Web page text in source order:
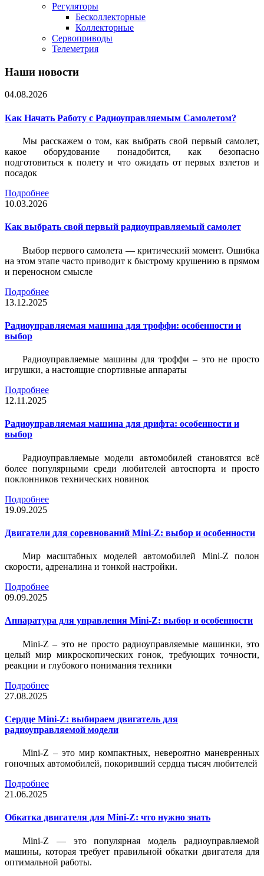
Регуляторы
Бесколлекторные
Коллекторные
Сервоприводы
Телеметрия
Наши новости
04.08.2026
Как Начать Работу с Радиоуправляемым Самолетом?
Мы расскажем о том, как выбрать свой первый самолет,
какое оборудование понадобится, как безопасно
подготовиться к полету и что ожидать от первых взлетов и
посадок
Подробнее
10.03.2026
Как выбрать свой первый радиоуправляемый самолет
Выбор первого самолета — критический момент. Ошибка
на этом этапе часто приводит к быстрому крушению в прямом
и переносном смысле
Подробнее
13.12.2025
Радиоуправляемая машина для троффи: особенности и
выбор
Радиоуправляемые машины для троффи – это не просто
игрушки, а настоящие спортивные аппараты
Подробнее
12.11.2025
Радиоуправляемая машина для дрифта: особенности и
выбор
Радиоуправляемые модели автомобилей становятся всё
более популярными среди любителей автоспорта и просто
поклонников технических новинок
Подробнее
19.09.2025
Двигатели для соревнований Mini-Z: выбор и особенности
Мир масштабных моделей автомобилей Mini-Z полон
скорости, адреналина и тонкой настройки.
Подробнее
09.09.2025
Аппаратура для управления Mini-Z: выбор и особенности
Mini-Z – это не просто радиоуправляемые машинки, это
целый мир микроскопических гонок, требующих точности,
реакции и глубокого понимания техники
Подробнее
27.08.2025
Сердце Mini-Z: выбираем двигатель для
радиоуправляемой модели
Mini-Z – это мир компактных, невероятно маневренных
гоночных автомобилей, покоривший сердца тысяч любителей
Подробнее
21.06.2025
Обкатка двигателя для Mini-Z: что нужно знать
Mini-Z — это популярная модель радиоуправляемой
машины, которая требует правильной обкатки двигателя для
оптимальной работы.